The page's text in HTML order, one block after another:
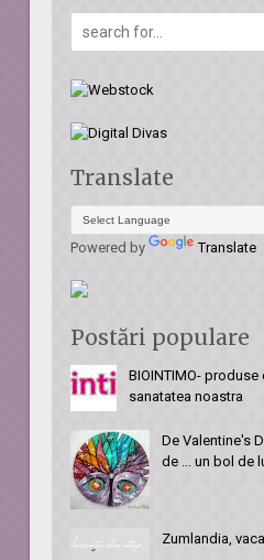
Translate
Powered by Translate
Postări populare
BIOINTIMO-
sanatatea noastra
De Valentine's
de ... un bol de
Zumlandia,